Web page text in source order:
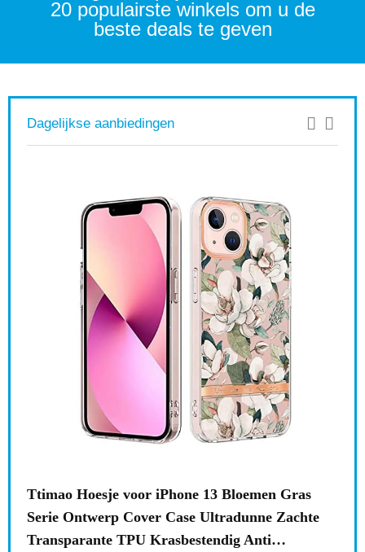
20 populairste winkels om u de
beste deals te geven
Dagelijkse aanbiedingen
Ttimao Hoesje voor iPhone 13 Bloemen Gras
Serie Ontwerp Cover Case Ultradunne Zachte
Transparante TPU Krasbestendig Anti…